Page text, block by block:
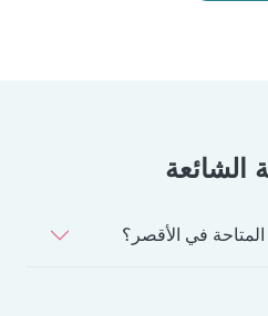
الشائعة
في الأقصر؟